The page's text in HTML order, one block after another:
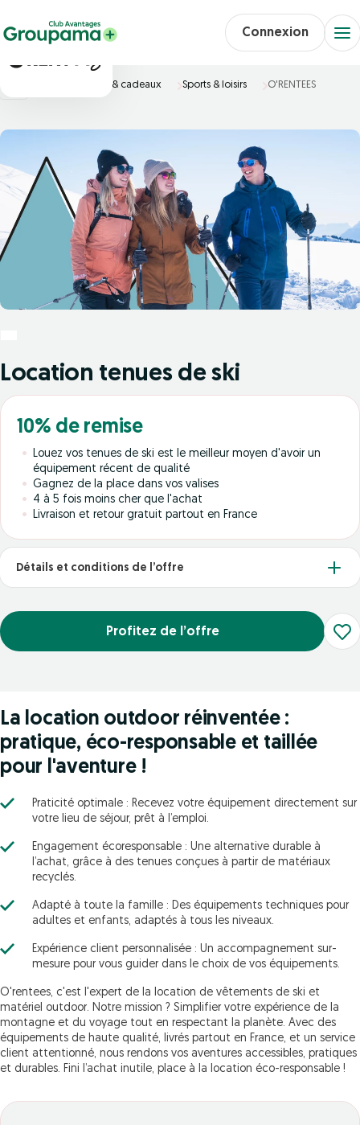
Connexion
Loisirs & cadeaux Sports & loisirs O'RENTEES
La location outdoor réinventée :
pratique, éco-responsable et taillée
pour l'aventure !
Praticité optimale : Recevez votre équipement directement sur
votre lieu de séjour, prêt à l’emploi.
Engagement écoresponsable : Une alternative durable à
l’achat, grâce à des tenues conçues à partir de matériaux
recyclés.
Adapté à toute la famille : Des équipements techniques pour
adultes et enfants, adaptés à tous les niveaux.
Expérience client personnalisée : Un accompagnement sur-
mesure pour vous guider dans le choix de vos équipements.
O'rentees, c'est l'expert de la location de vêtements de ski et
matériel outdoor. Notre mission ? Simplifier votre expérience de la
montagne et du voyage tout en respectant la planète. Avec des
équipements de haute qualité, livrés partout en France, et un service
client attentionné, nous rendons vos aventures accessibles, pratiques
et durables. Fini l’achat inutile, place à la location éco-responsable !
Location tenues de ski
10% de remise
Louez vos tenues de ski est le meilleur moyen d'avoir un
équipement récent de qualité
Gagnez de la place dans vos valises
4 à 5 fois moins cher que l'achat
Livraison et retour gratuit partout en France
Détails et conditions de l’offre
Profitez de l’offre